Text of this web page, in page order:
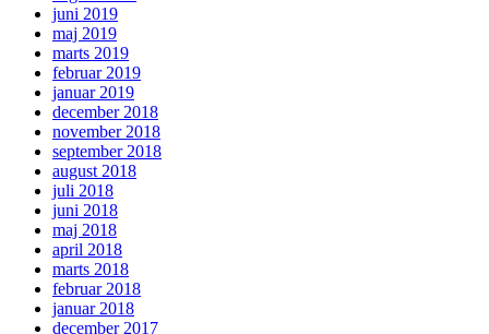
juni 2019
maj 2019
marts 2019
februar 2019
januar 2019
december 2018
november 2018
september 2018
august 2018
juli 2018
juni 2018
maj 2018
april 2018
marts 2018
februar 2018
januar 2018
december 2017